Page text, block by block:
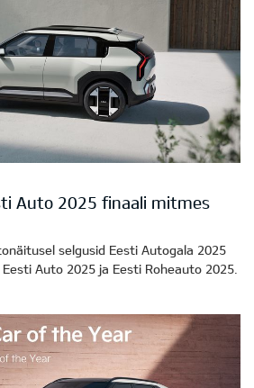
Auto 2025 finaali mitmes
selgusid Eesti Autogala 2025
Auto 2025 ja Eesti Roheauto 2025.